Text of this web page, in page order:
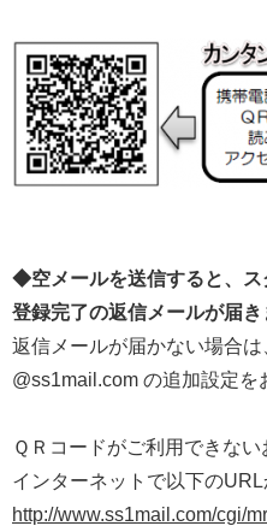
◆空メールを送信すると、ス
登録完了の返信メールが届き
返信メールが届かない場合
@ss1mail.com の追加設定を
ＱＲコードがご利用できない
インターネットで以下の
http://www.ss1mail.com/cgi/